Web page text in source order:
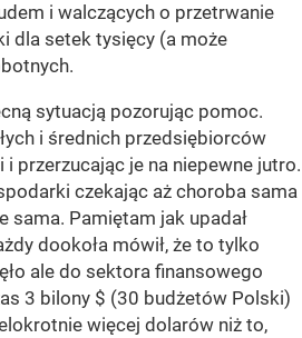
i walczących o przetrwanie
dla setek tysięcy (a może
sytuacją pozorując pomoc.
i średnich przedsiębiorców
przerzucając je na niepewne jutro.
czekając aż choroba sama
sama. Pamiętam jak upadał
dookoła mówił, że to tylko
ale do sektora finansowego
3 bilony $ (30 budżetów Polski)
więcej dolarów niż to,